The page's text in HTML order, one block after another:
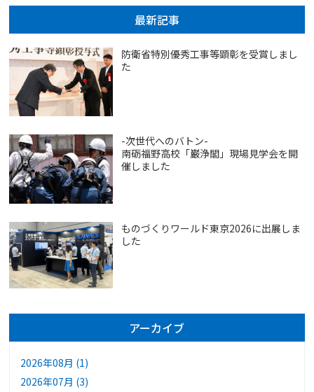
最新記事
防衛省特別優秀工事等顕彰を受賞しまし
た
-次世代へのバトン-
南砺福野高校「巌浄閣」現場見学会を開
催しました
ものづくりワールド東京2026に出展しま
した
アーカイブ
2026年08月 (1)
2026年07月 (3)